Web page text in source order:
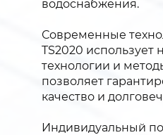
водоснабжения.
Современные
TS2020 использует
технологии и
позволяет
качество и
Индивидуальный